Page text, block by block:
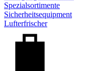
Spezialsortimente
Sicherheitsequipment
Lufterfrischer